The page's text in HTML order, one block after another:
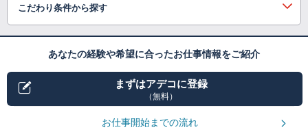
こだわり条件から探す
あなたの経験や希望に合ったお仕事情報をご紹介
まずはアデコに登録
（無料）
お仕事開始までの流れ